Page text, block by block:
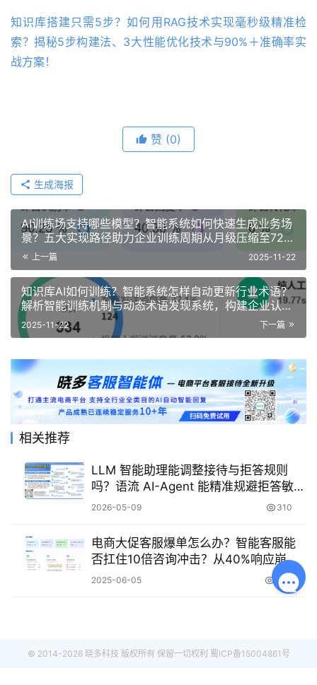
知识库搭建只需5步？如何用RAG技术实现毫秒级精准检
索？揭秘5步构建法、3大性能优化技术与90%＋准确率实
战方案！
赞 (0)
生成海报
AI训练场支持哪些模型？智能系统如何快速生成业务场
景？五大实现路径助力企业训练周期从月级压缩至72小
时，关键业务场景效率提升！
上一篇 2025-11-22
知识库AI如何训练？智能系统怎样自动更新行业术语？
解析智能训练机制与动态术语发现系统，构建企业认知
进化新范式！
下一篇
2025-11-22
相关推荐
LLM 智能助理能调整接待与拒答规则
吗？语流 AI-Agent 能精准规避拒答敏感
问题吗？
2026-05-09 310
电商大促客服爆单怎么办？智能客服能
否扛住10倍咨询冲击？从40%响应崩盘
到秒级拦截订单！
2025-06-05 1.0K
© 2014-2026 晓多科技 版权所有 保留一切权利 蜀ICP备15004861号